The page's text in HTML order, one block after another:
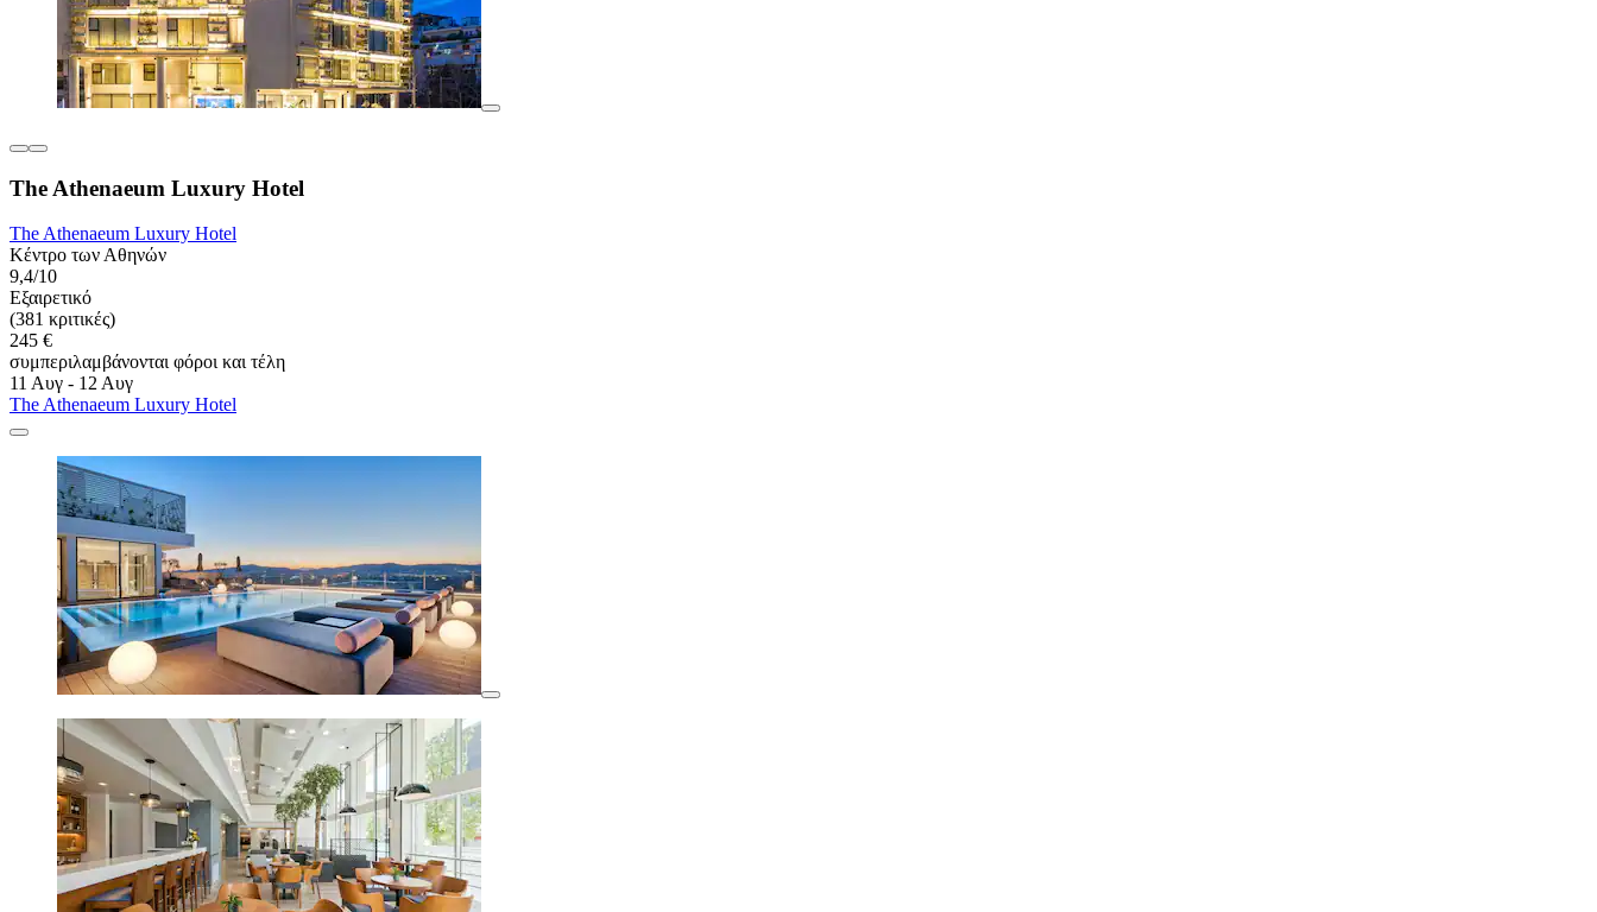
The Athenaeum Luxury Hotel
The Athenaeum Luxury Hotel
Κέντρο των Αθηνών
9,4/10
Εξαιρετικό
(381 κριτικές)
245 €
συμπεριλαμβάνονται φόροι και τέλη
11 Αυγ - 12 Αυγ
The Athenaeum Luxury Hotel